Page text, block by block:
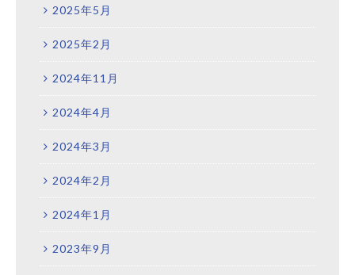
2025年5月
2025年2月
2024年11月
2024年4月
2024年3月
2024年2月
2024年1月
2023年9月